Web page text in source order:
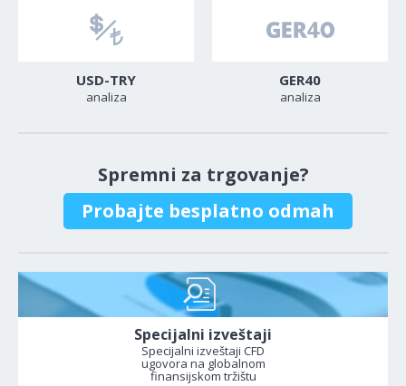
USD-TRY
analiza
GER40
analiza
Spremni za trgovanje?
Probajte besplatno odmah
Specijalni izveštaji
Specijalni izveštaji CFD
ugovora na globalnom
finansijskom tržištu